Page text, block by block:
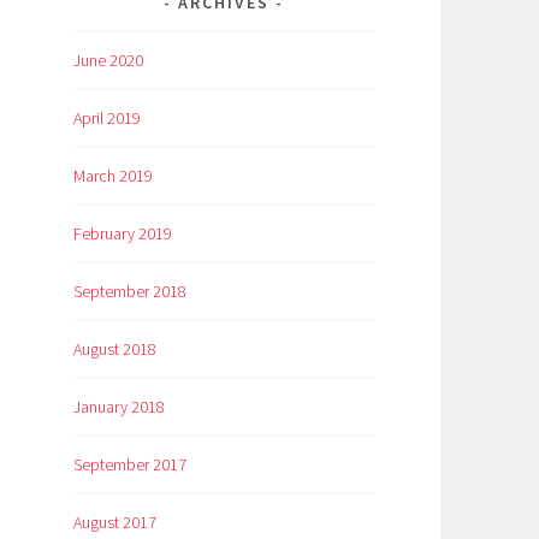
June 2020
April 2019
March 2019
February 2019
September 2018
August 2018
January 2018
September 2017
August 2017